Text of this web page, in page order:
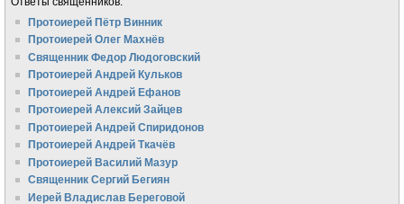
Протоиерей Пётр Винник
Протоиерей Олег Махнёв
Священник Федор Людоговский
Протоиерей Андрей Кульков
Протоиерей Андрей Ефанов
Протоиерей Алексий Зайцев
Протоиерей Андрей Спиридонов
Протоиерей Андрей Ткачёв
Протоиерей Василий Мазур
Священник Сергий Бегиян
Иерей Владислав Береговой